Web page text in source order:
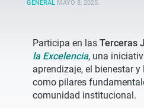
GENERAL MAYO 8, 2025.
Participa en las Terceras
la Excelencia, una
aprendizaje, el bienestar
como pilares
comunidad institucional.